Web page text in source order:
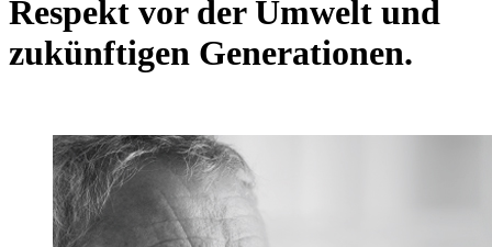
Respekt vor der Umwelt und
zukünftigen Generationen.